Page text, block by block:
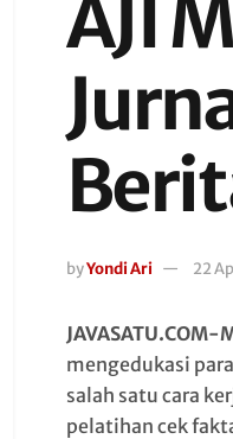
AJI
byYondi Ari 22
JAVASATU.COM-
mengedukasi
salah satu cara
pelatihan cek